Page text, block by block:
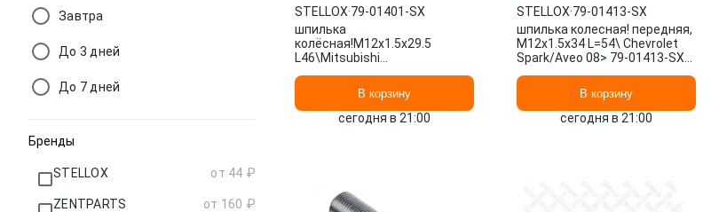
Завтра
До 3 дней
До 7 дней
Бренды
STELLOX от 44 ₽
ZENTPARTS от 160 ₽
STELLOX·79-01401-SX
шпилька
колёсная!M12x1.5x29.5
L46\Mitsubishi
Wagon 91> 79-01401-SX
В корзину
сегодня в 21:00
STELLOX·79-01413-SX
шпилька колесная! передняя,
M12x1.5x34 L=54\ Chevrolet
Spark/Aveo 08> 79-01413-SX
В корзину
сегодня в 21:00